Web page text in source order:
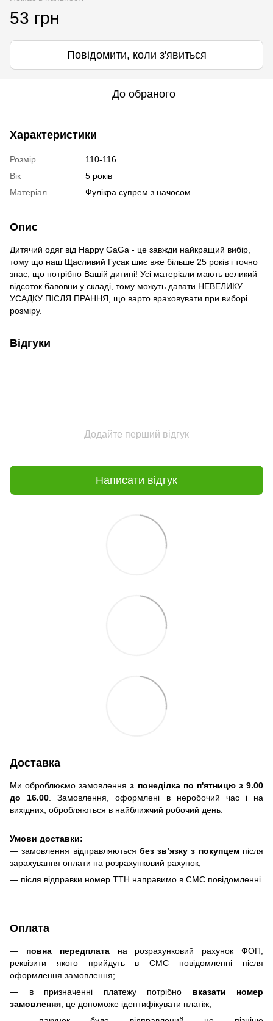
53 грн
Повідомити, коли з'явиться
До обраного
Характеристики
Розмір
110-116
Вік
5 років
Матеріал
Фулікра супрем з начосом
Опис
Дитячий одяг від Happy GaGa - це завжди найкращий вибір,
тому що наш Щасливий Гусак шиє вже більше 25 років і точно
знає, що потрібно Вашій дитині! Усі матеріали мають великий
відсоток бавовни у складі, тому можуть давати НЕВЕЛИКУ
УСАДКУ ПІСЛЯ ПРАННЯ, що варто враховувати при виборі
розміру.
Відгуки
Додайте перший відгук
Написати відгук
Доставка
Ми оброблюємо замовленняз понеділка по п'ятницю з 9.00
до 16.00. Замовлення, оформлені в неробочий час і на
вихідних, обробляються в найближчий робочий день.
Умови доставки:
— замовлення відправляються без зв’язку з покупцемпісля
зарахування оплати на розрахунковий рахунок;
— після відправки номер ТТН направимо в СМС повідомленні.
Оплата
— повна передплатана розрахунковий рахунок ФОП,
реквізити якого прийдуть в СМС повідомленні після
оформлення замовлення;
— в призначенні платежу потрібно вказати номер
замовлення, це допоможе ідентифікувати платіж;